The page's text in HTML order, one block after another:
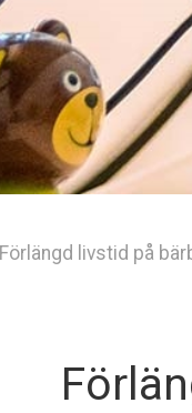
Förlängd livstid på